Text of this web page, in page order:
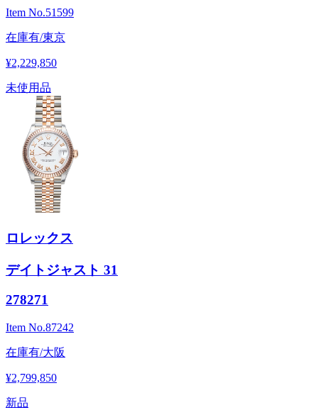
Item No.51599
在庫有/東京
¥2,229,850
未使用品
ロレックス
デイトジャスト 31
278271
Item No.87242
在庫有/大阪
¥2,799,850
新品